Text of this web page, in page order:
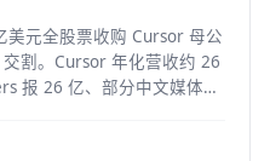
美元全股票收购 Cursor 母公
割。Cursor 年化营收约 26
报 26 亿、部分中文媒体报